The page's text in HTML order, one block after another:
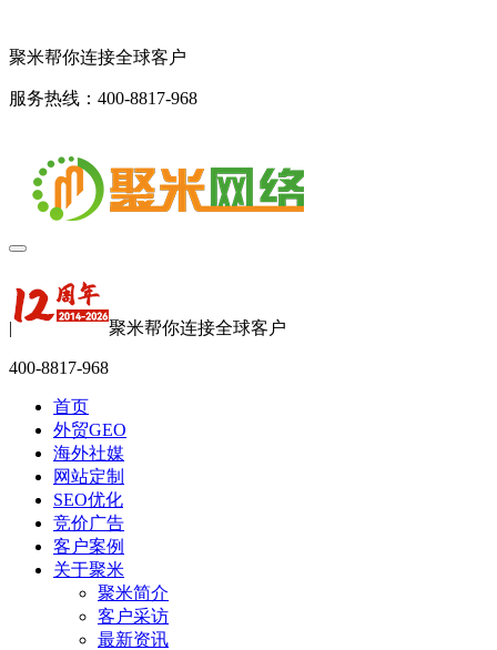
聚米帮你连接全球客户
服务热线：400-8817-968
| 聚米帮你连接全球客户
400-8817-968
首页
外贸GEO
海外社媒
网站定制
SEO优化
竞价广告
客户案例
关于聚米
聚米简介
客户采访
最新资讯